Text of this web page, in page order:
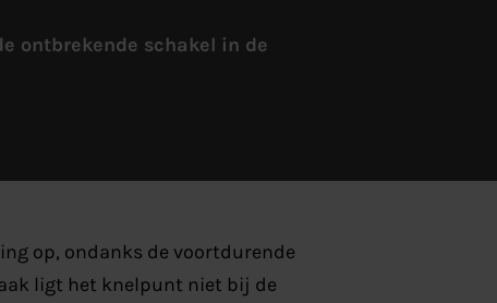
ontbrekende schakel in de
op, ondanks de voortdurende
ligt het knelpunt niet bij de